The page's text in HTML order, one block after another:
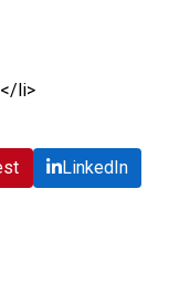
li>
LinkedIn